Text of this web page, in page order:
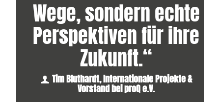
Wege, sondern echte
Perspektiven für ihre
Zukunft.“
Tim Bluthardt, Internationale Projekte &
Vorstand bei proQ e.V.